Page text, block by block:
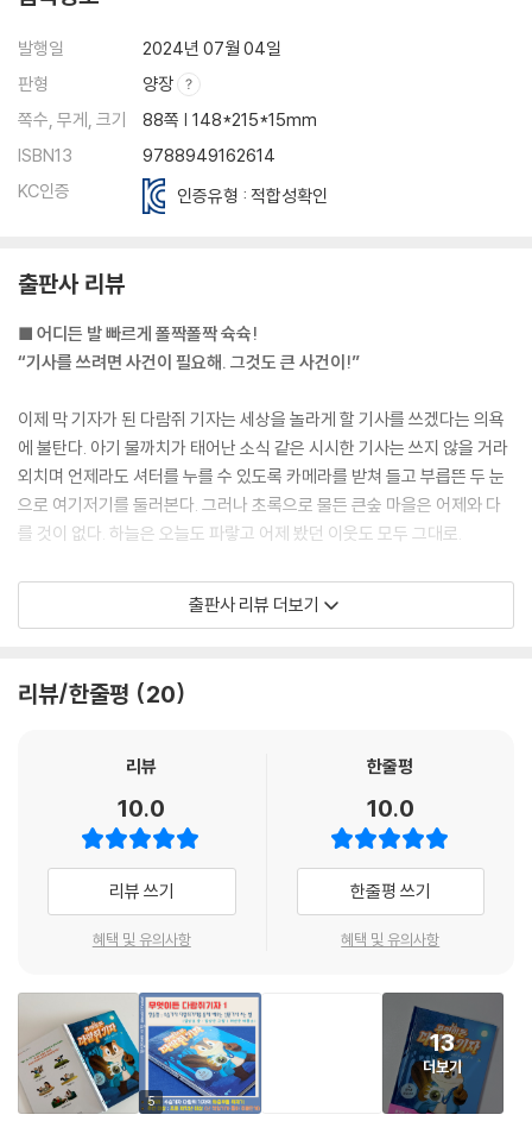
발행일
2024년 07월 04일
판형
양장
쪽수, 무게, 크기
88쪽 | 148*215*15mm
ISBN13
9788949162614
KC인증
인증유형 : 적합성확인
출판사 리뷰
■ 어디든 발 빠르게 폴짝폴짝 슉슉!
“기사를 쓰려면 사건이 필요해. 그것도 큰 사건이!”
이제 막 기자가 된 다람쥐 기자는 세상을 놀라게 할 기사를 쓰겠다는 의욕
에 불탄다. 아기 물까치가 태어난 소식 같은 시시한 기사는 쓰지 않을 거라
외치며 언제라도 셔터를 누를 수 있도록 카메라를 받쳐 들고 부릅뜬 두 눈
으로 여기저기를 둘러본다. 그러나 초록으로 물든 큰숲 마을은 어제와 다
를 것이 없다. 하늘은 오늘도 파랗고 어제 봤던 이웃도 모두 그대로.
“왜 사건이 안 일어나지? 사건이 일어나야 취재를 하고, 취재를 해야 기사
를 쓸 텐데…….” _본문 중에서
장면을 목격하게 되고, 껍질에서 깨어 날개를 펼치는 경이로운 장면을 한
들이 여름 이야기를 나누는 모습을 보며 다람쥐 기자는 해마다 오는 여름
■ 오늘도 모두를 행복하게 할 이야깃거리를 찾아서
“안녕하세요. 다람쥐 기자입니다.”
다람쥐 기자는 난생처음 인터뷰도 해 본다. 상대방에 대해 미리 알아보고
펼쳐 ‘텃새’와 ‘철새’에 대해 알아보기 시작한다. 인터뷰 대상자인 쇠오리
씨는 겨울철에만 솔방울 마을에 머무는 겨울 철새다. 다람쥐 기자는 인터
뷰를 통해 알맞은 추위를 찾아 먼 거리를 오가며 사는 쇠오리 씨에 대해 알
게 되고, 자기와 다르게 태어나 다르게 살아가는 쇠오리 씨와 그럼에도 통
하는 점이 있다는 것을 신기해하며 기뻐한다. 의욕만 앞섰던 초보 기자가
출판사 리뷰 더보기
리뷰/한줄평 20
리뷰
10.0
리뷰 쓰기
혜택 및 유의사항
한줄평
10.0
한줄평 쓰기
혜택 및 유의사항
5
13
더보기